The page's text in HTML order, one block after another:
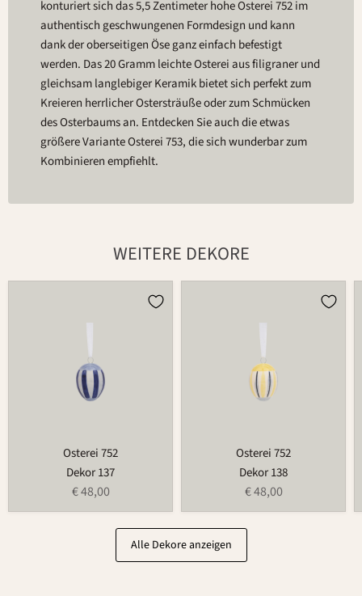
konturiert sich das 5,5 Zentimeter hohe Osterei 752 im
authentisch geschwungenen Formdesign und kann
dank der oberseitigen Öse ganz einfach befestigt
werden. Das 20 Gramm leichte Osterei aus filigraner und
gleichsam langlebiger Keramik bietet sich perfekt zum
Kreieren herrlicher Ostersträuße oder zum Schmücken
des Osterbaums an. Entdecken Sie auch die etwas
größere Variante Osterei 753, die sich wunderbar zum
Kombinieren empfiehlt.
WEITERE DEKORE
Osterei 752
Dekor 137
€ 48,00
Osterei 752
Dekor 138
€ 48,00
Alle Dekore anzeigen